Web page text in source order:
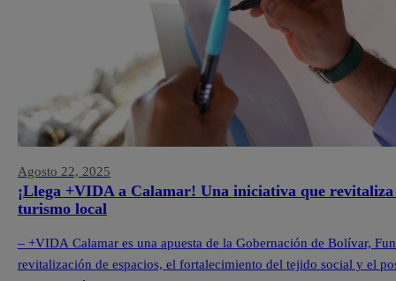
Agosto 22, 2025
¡Llega +VIDA a Calamar! Una iniciativa que
turismo local
– +VIDA Calamar es una apuesta de la Gobernación de Bolívar,
revitalización de espacios, el fortalecimiento del tejido social y el